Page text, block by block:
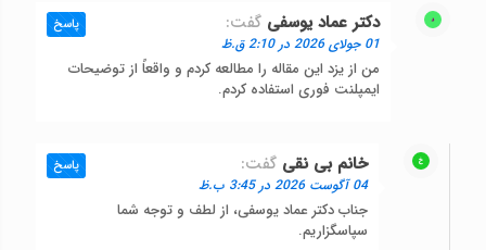
دکتر عماد یوسفی گفت:
01 جولای 2026 در 2:10 ق.ظ
من از یزد این مقاله را مطالعه کردم و واقعاً از توضیحات
ایمپلنت فوری استفاده کردم.
پاسخ
خانم بی نقی گفت:
04 آگوست 2026 در 3:45 ب.ظ
جناب دکتر عماد یوسفی، از لطف و توجه شما
سپاسگزاریم.
پاسخ